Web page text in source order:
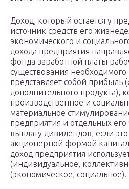
Доход, который остается у
источник средств его
экономического и
дохода предприятия
фонда заработной платы
существования необходимого
представляет собой прибыль
дополнительного продукта),
производственное и
материальное
предприятия и отдельных его
выплату дивидендов, если
акционерной формой
доход предприятия
(индивидуальное,
(экономическое, социальное).